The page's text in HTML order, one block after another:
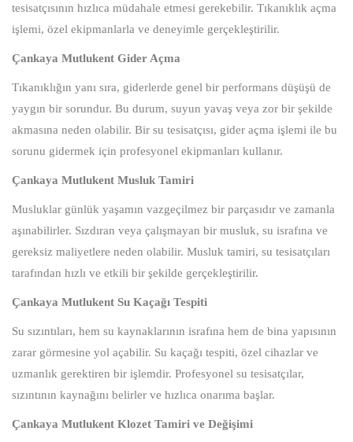
tesisatçısının hızlıca müdahale etmesi gerekebilir. Tıkanıklık açma
işlemi, özel ekipmanlarla ve deneyimle gerçekleştirilir.
Çankaya Mutlukent Gider Açma
Tıkanıklığın yanı sıra, giderlerde genel bir performans düşüşü de
yaygın bir sorundur. Bu durum, suyun yavaş veya zor bir şekilde
akmasına neden olabilir. Bir su tesisatçısı, gider açma işlemi ile bu
sorunu gidermek için profesyonel ekipmanları kullanır.
Çankaya Mutlukent Musluk Tamiri
Musluklar günlük yaşamın vazgeçilmez bir parçasıdır ve zamanla
aşınabilirler. Sızdıran veya çalışmayan bir musluk, su israfına ve
gereksiz maliyetlere neden olabilir. Musluk tamiri, su tesisatçıları
tarafından hızlı ve etkili bir şekilde gerçekleştirilir.
Çankaya Mutlukent Su Kaçağı Tespiti
Su sızıntıları, hem su kaynaklarının israfına hem de bina yapısının
zarar görmesine yol açabilir. Su kaçağı tespiti, özel cihazlar ve
uzmanlık gerektiren bir işlemdir. Profesyonel su tesisatçılar,
sızıntının kaynağını belirler ve hızlıca onarıma başlar.
Çankaya Mutlukent Klozet Tamiri ve Değişimi